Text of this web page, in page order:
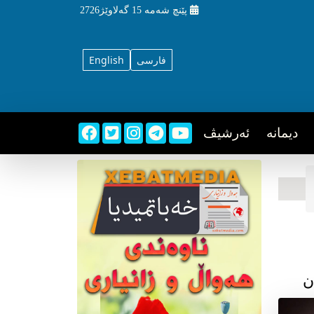
پێنچ شه‌مه‌ 15 گه‌لاوێژ2726
English فارسی
دیمانه ئه‌رشیڤ